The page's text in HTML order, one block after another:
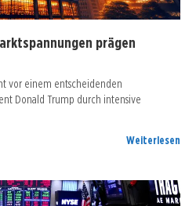
prägen
vor einem entscheidenden
Donald Trump durch intensive
Weiterlesen